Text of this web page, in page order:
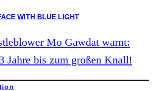
Mo Gawdat warnt:
Jahre bis zum großen Knall!